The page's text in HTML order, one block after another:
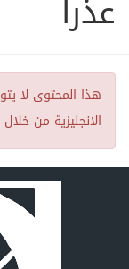
عذراً
هذا المحتوى لا
الانجليزية من